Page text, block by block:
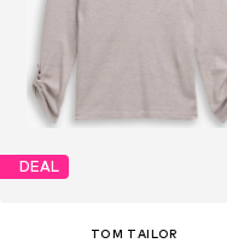
DEAL
TOM TAILOR